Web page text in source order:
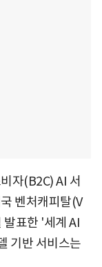
자(B2C) AI 서
벤처캐피탈(V
발표한 '세계 AI
기반 서비스는